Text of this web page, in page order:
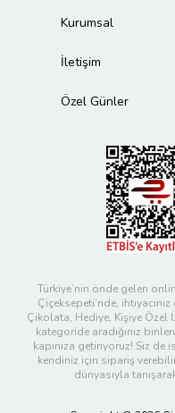
Kurumsal
İletişim
Özel Günler
Türkiye’nin önde gelen
Çiçeksepeti’nde,
Çikolata, Hediye, Kişiye Özel
kategoride aradığınız
kapınıza getiriyoruz! Siz
kendiniz için sipariş
dünyasıyla